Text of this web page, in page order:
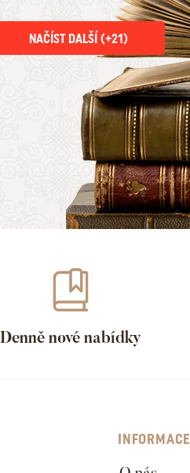
NAČÍST DALŠÍ (+21)
Denně nové nabídky
INFORMACE